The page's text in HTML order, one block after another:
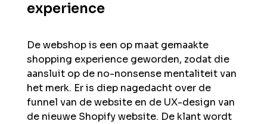
experience
De webshop is een op maat gemaakte
shopping experience geworden, zodat die
aansluit op de no-nonsense mentaliteit van
het merk. Er is diep nagedacht over de
funnel van de website en de UX-design van
de nieuwe Shopify website. De klant wordt